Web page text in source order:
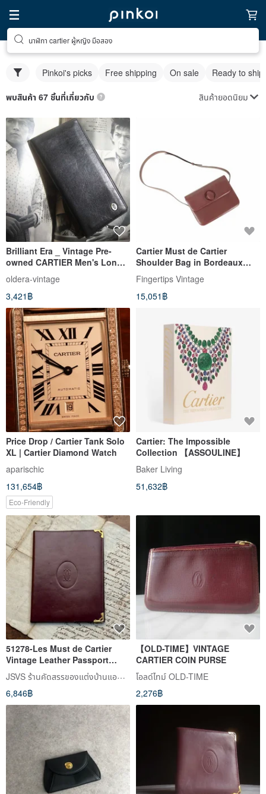
นาฬิกา cartier ผู้หญิง มือสอง
Pinkoi's picks Free shipping On sale Ready to ship
พบสินค้า 67 ชิ้นที่เกี่ยวกับ สินค้ายอดนิยม
Brilliant Era _ Vintage Pre-
owned CARTIER Men's Long
Wallet
oldera-vintage
3,421฿
Cartier Must de Cartier
Shoulder Bag in Bordeaux
(01355)
Fingertips Vintage
15,051฿
Price Drop / Cartier Tank Solo
XL | Cartier Diamond Watch
aparischic
131,654฿
Eco-Friendly
Cartier: The Impossible
Collection 【ASSOULINE】
Baker Living
51,632฿
51278-Les Must de Cartier
Vintage Leather Passport
Holder
JSVS ร้านคัดสรรของแต่งบ้านแอนทีค
6,846฿
【OLD-TIME】VINTAGE
CARTIER COIN PURSE
โอลด์ไทม์ OLD-TIME
2,276฿